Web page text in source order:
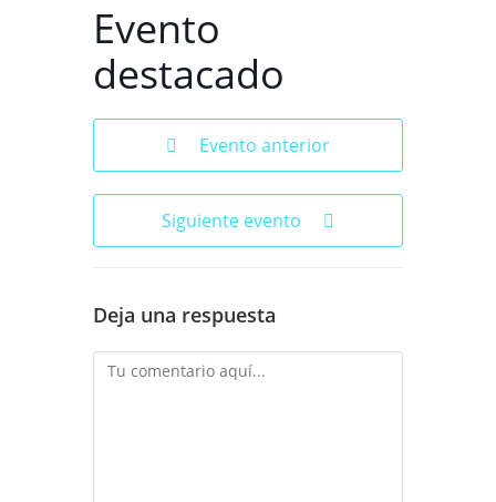
Evento
destacado
Evento anterior
Siguiente evento
Deja una respuesta
Comentario